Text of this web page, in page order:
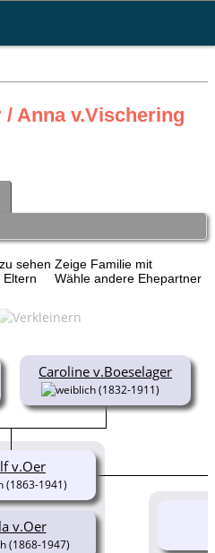
Anna v.Vischering
sehen Zeige Familie mit
Wähle andere Ehepartner
Caroline v.Boeselager
(1832-1911)
v.Oer
(1868-1947)
v.Oer
(1863-1941)